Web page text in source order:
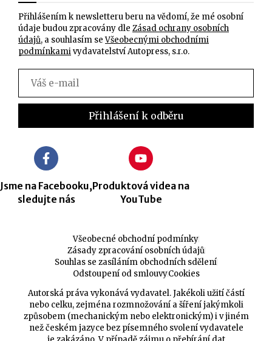
Přihlášením k newsletteru beru na vědomí, že mé osobní
údaje budou zpracovány dle Zásad ochrany osobních
údajů, a souhlasím seVšeobecnými obchodními
podmínkamivydavatelství Autopress, s.r.o.
Jsme na Facebooku,
sledujte nás
Produktová videa na
YouTube
Všeobecné obchodní podmínky
Zásady zpracování osobních údajů
Souhlas se zasíláním obchodních sdělení
Odstoupení od smlouvyCookies
Autorská práva vykonává vydavatel. Jakékoli užití částí
nebo celku, zejména rozmnožování a šíření jakýmkoli
způsobem (mechanickým nebo elektronickým) i v jiném
než českém jazyce bez písemného svolení vydavatele